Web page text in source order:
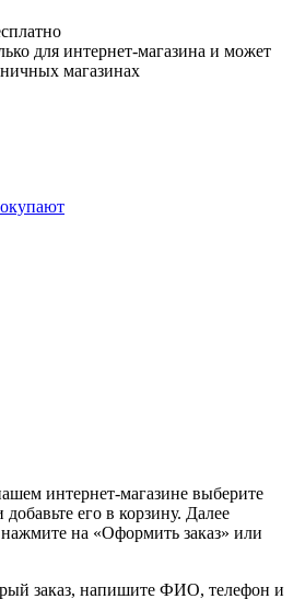
для интернет-магазина и может
магазинах
интернет-магазине выберите
его в корзину. Далее
на «Оформить заказ» или
заказ, напишите ФИО, телефон и